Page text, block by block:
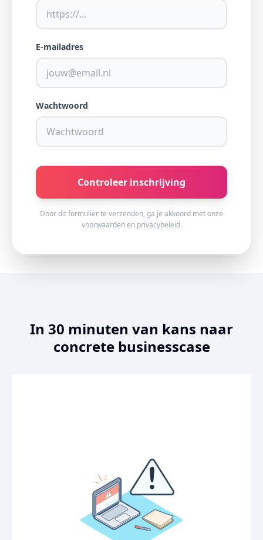
E-mailadres
Wachtwoord
Controleer inschrijving
Door dit formulier te verzenden, ga je akkoord met onze
voorwaarden en privacybeleid.
In 30 minuten van kans naar
concrete businesscase